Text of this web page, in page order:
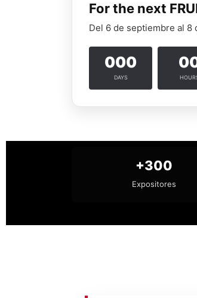
For the next
Del 6 de septiembre al 8
000
DAYS
+300
Expositores